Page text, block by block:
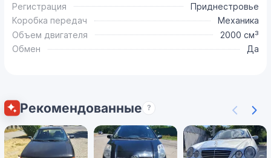
Регистрация
Приднестровье
Коробка передач
Механика
Объем двигателя
2000 см³
Обмен
Да
Рекомендованные ?